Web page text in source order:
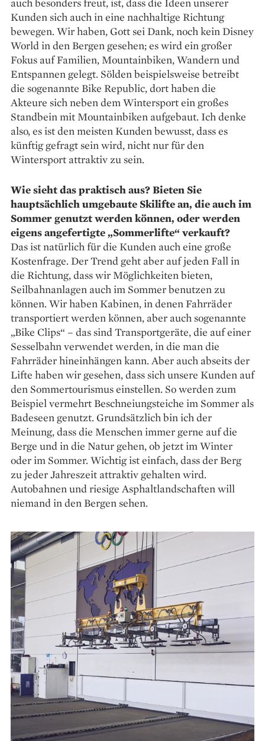
auch besonders freut, ist, dass die Ideen unserer
Kunden sich auch in eine nachhaltige Richtung
bewegen. Wir haben, Gott sei Dank, noch kein Disney
World in den Bergen gesehen; es wird ein großer
Fokus auf Familien, Mountainbiken, Wandern und
Entspannen gelegt. Sölden beispielsweise betreibt
die sogenannte Bike Republic, dort haben die
Akteure sich neben dem Wintersport ein großes
Standbein mit Mountainbiken aufgebaut. Ich denke
also, es ist den meisten Kunden bewusst, dass es
künftig gefragt sein wird, nicht nur für den
Wintersport attraktiv zu sein.
Wie sieht das praktisch aus? Bieten Sie
hauptsächlich umgebaute Skilifte an, die auch im
Sommer genutzt werden können, oder werden
eigens angefertigte „Sommerlifte“ verkauft?
Das ist natürlich für die Kunden auch eine große
Kostenfrage. Der Trend geht aber auf jeden Fall in
die Richtung, dass wir Möglichkeiten bieten,
Seilbahnanlagen auch im Sommer benutzen zu
können. Wir haben Kabinen, in denen Fahrräder
transportiert werden können, aber auch sogenannte
„Bike Clips“ – das sind Transportgeräte, die auf einer
Sesselbahn verwendet werden, in die man die
Fahrräder hineinhängen kann. Aber auch abseits der
Lifte haben wir gesehen, dass sich unsere Kunden auf
den Sommertourismus einstellen. So werden zum
Beispiel vermehrt Beschneiungsteiche im Sommer als
Badeseen genutzt. Grundsätzlich bin ich der
Meinung, dass die Menschen immer gerne auf die
Berge und in die Natur gehen, ob jetzt im Winter
oder im Sommer. Wichtig ist einfach, dass der Berg
zu jeder Jahreszeit attraktiv gehalten wird.
Autobahnen und riesige Asphaltlandschaften will
niemand in den Bergen sehen.